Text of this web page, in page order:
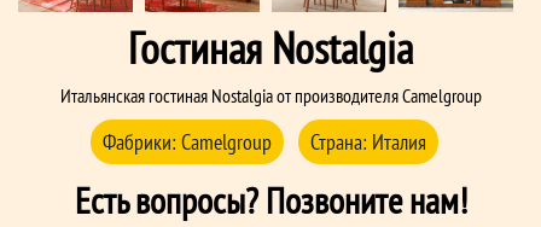
Гостиная Nostalgia
Итальянская гостиная Nostalgia от производителя Camelgroup
Фабрики: Сamelgroup Страна: Италия
Есть вопросы? Позвоните нам!